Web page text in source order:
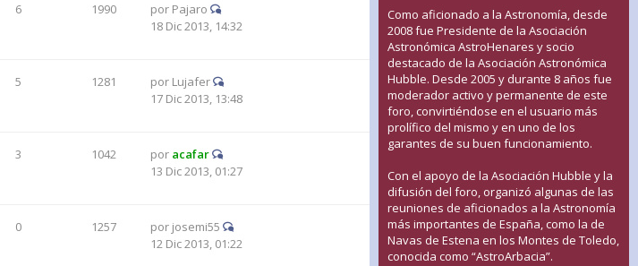
6 1990 por Pajaro
18 Dic 2013, 14:32
5 1281 por Lujafer
17 Dic 2013, 13:48
3 1042 por acafar
13 Dic 2013, 01:27
0 1257 por josemi55
12 Dic 2013, 01:22
Como aficionado a la Astronomía, desde
2008 fue Presidente de la Asociación
Astronómica AstroHenares y socio
destacado de la Asociación Astronómica
Hubble. Desde 2005 y durante 8 años fue
moderador activo y permanente de este
foro, convirtiéndose en el usuario más
prolífico del mismo y en uno de los
garantes de su buen funcionamiento.
Con el apoyo de la Asociación Hubble y la
difusión del foro, organizó algunas de las
reuniones de aficionados a la Astronomía
más importantes de España, como la de
Navas de Estena en los Montes de Toledo,
conocida como “AstroArbacia”.